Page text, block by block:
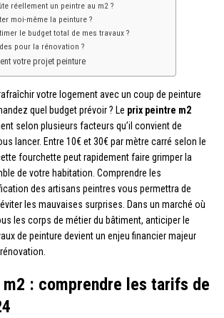
réellement un peintre au m2 ?
moi-même la peinture ?
le budget total de mes travaux ?
pour la rénovation ?
votre projet peinture
votre logement avec un coup de peinture
quel budget prévoir ? Le prix peintre m2
selon plusieurs facteurs qu’il convient de
lancer. Entre 10€ et 30€ par mètre carré selon le
fourchette peut rapidement faire grimper la
de votre habitation. Comprendre les
des artisans peintres vous permettra de
les mauvaises surprises. Dans un marché où
les corps de métier du bâtiment, anticiper le
de peinture devient un enjeu financier majeur
: comprendre les tarifs de